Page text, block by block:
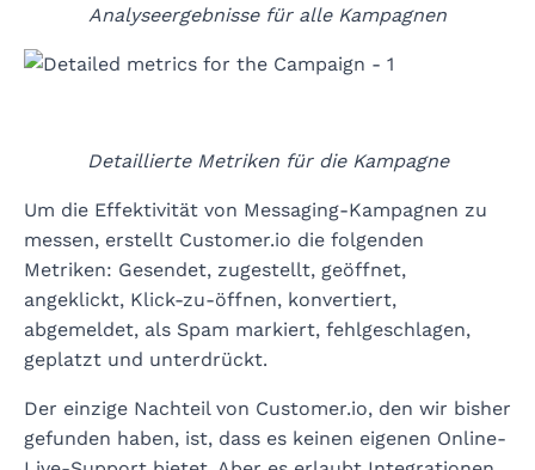
Analyseergebnisse für alle Kampagnen
Detaillierte Metriken für die Kampagne
Um die Effektivität von Messaging-Kampagnen zu
messen, erstellt Customer.io die folgenden
Metriken: Gesendet, zugestellt, geöffnet,
angeklickt, Klick-zu-öffnen, konvertiert,
abgemeldet, als Spam markiert, fehlgeschlagen,
geplatzt und unterdrückt.
Der einzige Nachteil von Customer.io, den wir bisher
gefunden haben, ist, dass es keinen eigenen Online-